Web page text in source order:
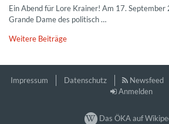
Ein Abend für Lore Krainer! Am 17.
Grande Dame des politisch …
Weitere Beiträge
Impressum Datenschutz Newsfeed
Anmelden
Das ÖKA auf